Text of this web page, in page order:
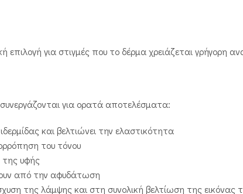
επιλογή για στιγμές που το δέρμα χρειάζεται γρήγορη
για ορατά αποτελέσματα:
και βελτιώνει την ελαστικότητα
του τόνου
υφής
από την αφυδάτωση
της λάμψης και στη συνολική βελτίωση της εικόνας